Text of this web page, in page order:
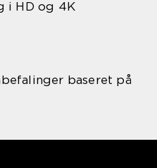
i HD og 4K
baseret på